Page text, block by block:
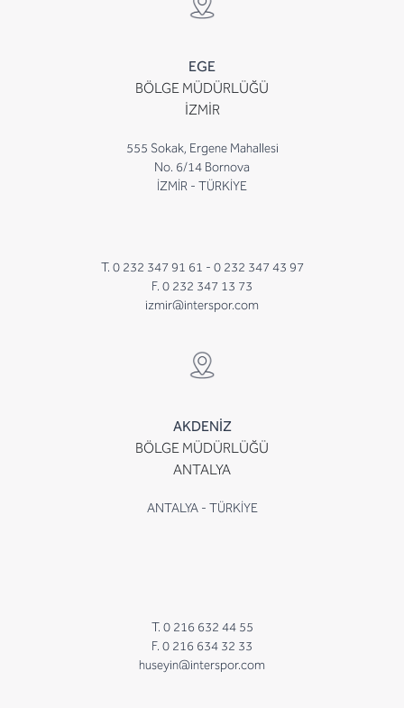
EGE
BÖLGE MÜDÜRLÜĞÜ
İZMİR
555 Sokak, Ergene Mahallesi
No. 6/14 Bornova
İZMİR - TÜRKİYE
T. 0 232 347 91 61 - 0 232 347 43 97
F. 0 232 347 13 73
izmir@interspor.com
AKDENİZ
BÖLGE MÜDÜRLÜĞÜ
ANTALYA
ANTALYA - TÜRKİYE
T. 0 216 632 44 55
F. 0 216 634 32 33
huseyin@interspor.com